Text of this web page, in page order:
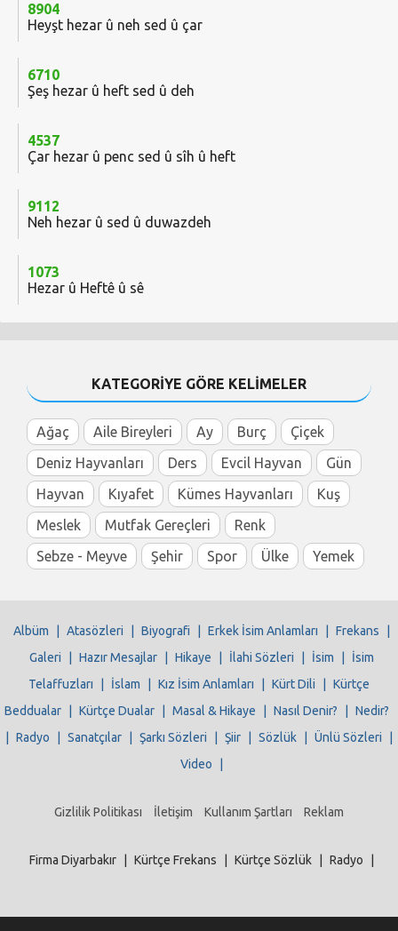
8904
Heyşt hezar û neh sed û çar
6710
Şeş hezar û heft sed û deh
4537
Çar hezar û penc sed û sîh û heft
9112
Neh hezar û sed û duwazdeh
1073
Hezar û Heftê û sê
KATEGORİYE GÖRE KELİMELER
Ağaç Aile Bireyleri Ay Burç
Çiçek
Deniz Hayvanları
Ders Evcil Hayvan
Gün
Hayvan
Kıyafet Kümes Hayvanları
Kuş
Meslek
Mutfak Gereçleri
Renk
Sebze - Meyve
Şehir Spor Ülke Yemek
Albüm Atasözleri Biyografi Erkek İsim Anlamları Frekans
Galeri
Hazır Mesajlar Hikaye İlahi Sözleri İsim
İsim
Telaffuzları
İslam Kız İsim Anlamları Kürt Dili
Kürtçe
Beddualar
Kürtçe Dualar Masal & Hikaye Nasıl Denir?
Nedir?
Radyo Sanatçılar Şarkı Sözleri Şiir Sözlük Ünlü Sözleri
Video
Gizlilik Politikası İletişim Kullanım Şartları Reklam
Firma Diyarbakır Kürtçe Frekans Kürtçe Sözlük Radyo